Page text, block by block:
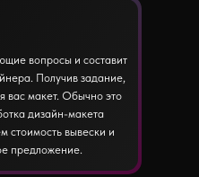
вопросы и составит
Получив задание,
вас макет. Обычно это
дизайн-макета
стоимость вывески и
предложение.